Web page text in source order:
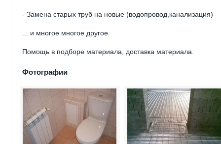
- Замена старых труб на новые (водопровод,канализация)
... и многое многое другое.
Помощь в подборе материала, доставка материала.
Фотографии